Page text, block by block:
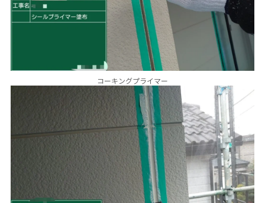
コーキングプライマー